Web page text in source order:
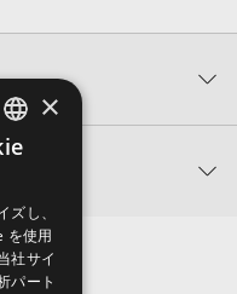
0%
PLAYERではお使いい
た、「ライブラリ・タブ」
FAT32でフォーマットされた
タを格納することができま
ロード製品をご購入いただ
マットされたHDDをご用意
サンプルパックが最大
サポート情報
ENGLISH
×
し、
を使用
社サイ
パート